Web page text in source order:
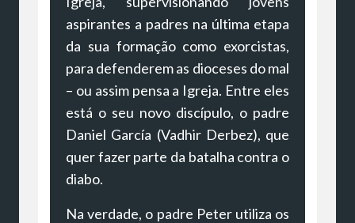
aspirantes a padres na última etapa
da sua formação como exorcistas,
para defenderem as dioceses do mal
– ou assim pensa a Igreja. Entre eles
está o seu novo discípulo, o padre
Daniel García (Vadhir Derbez), que
quer fazer parte da batalha contra o
diabo.
Na verdade, o padre Peter utiliza os